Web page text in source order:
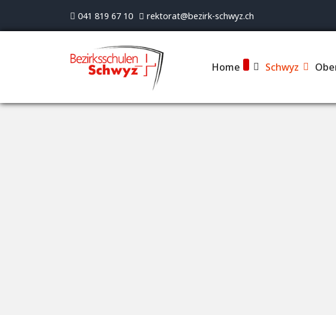
041 819 67 10 rektorat@bezirk-schwyz.ch
Home Schwyz